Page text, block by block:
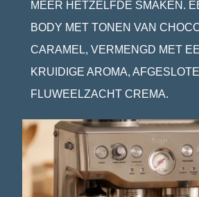
MEER HETZELFDE SMAKEN.
BODY MET TONEN VAN
CARAMEL, VERMENGD MET
KRUIDIGE AROMA,
FLUWEELZACHT CREMA.